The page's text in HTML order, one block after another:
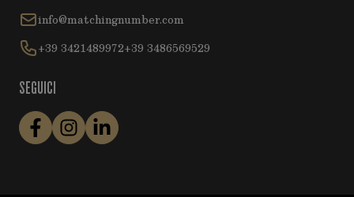
info@matchingnumber.com
+39 3421489972+39 3486569529
SEGUICI